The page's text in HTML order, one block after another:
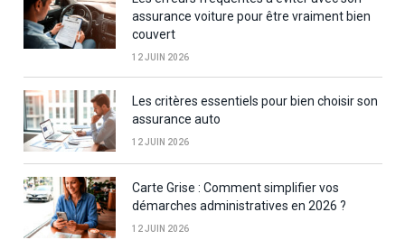
assurance voiture pour être vraiment bien
couvert
12 JUIN 2026
Les critères essentiels pour bien choisir son
assurance auto
12 JUIN 2026
Carte Grise : Comment simplifier vos
démarches administratives en 2026 ?
12 JUIN 2026